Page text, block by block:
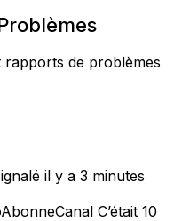
rapports de problèmes
il y a 3 minutes
C’était 10